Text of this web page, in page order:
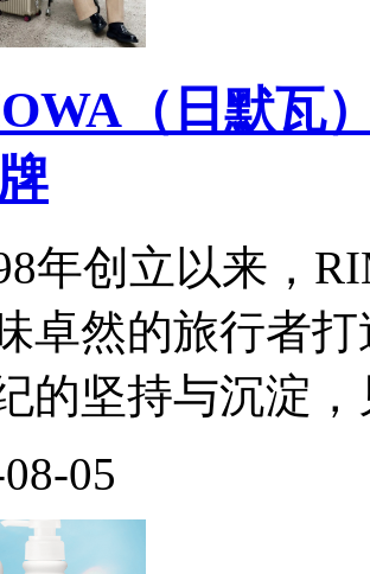
（日默瓦
年创立以来，
卓然的旅行者
的坚持与沉淀
05